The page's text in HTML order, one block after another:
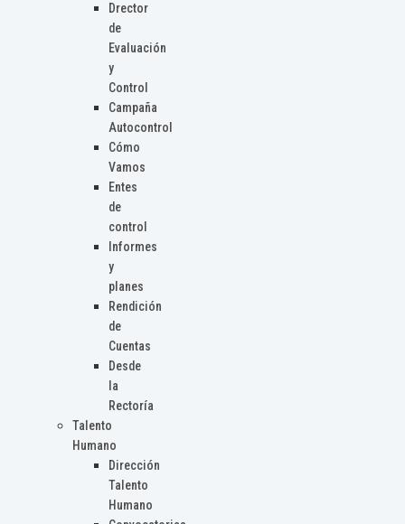
Drector
de
Evaluación
y
Control
Campaña
Autocontrol
Cómo
Vamos
Entes
de
control
Informes
y
planes
Rendición
de
Cuentas
Desde
la
Rectoría
Talento
Humano
Dirección
Talento
Humano